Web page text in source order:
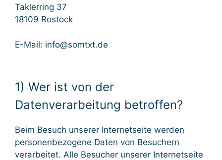
Taklerring 37
18109 Rostock
E-Mail: info@somtxt.de
1) Wer ist von der
Datenverarbeitung betroffen?
Beim Besuch unserer Internetseite werden
personenbezogene Daten von Besuchern
verarbeitet. Alle Besucher unserer Internetseite